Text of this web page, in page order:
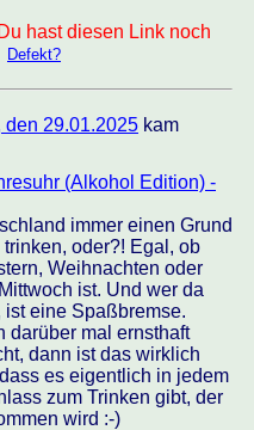
Du hast diesen Link noch
Defekt?
den 29.01.2025 kam
(Alkohol Edition) -
immer einen Grund
oder?! Egal, ob
Weihnachten oder
ist. Und wer da
ist eine Spaßbremse.
darüber mal ernsthaft
dann ist das wirklich
es eigentlich in jedem
zum Trinken gibt, der
wird :-)